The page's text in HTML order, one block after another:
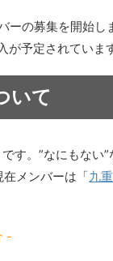
の募集を開始し
予定されています
いて
。”なにもない”
在メンバーは「九
-